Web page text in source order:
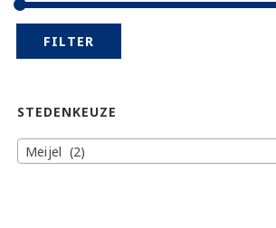
FILTER
STEDENKEUZE
Meijel (2)